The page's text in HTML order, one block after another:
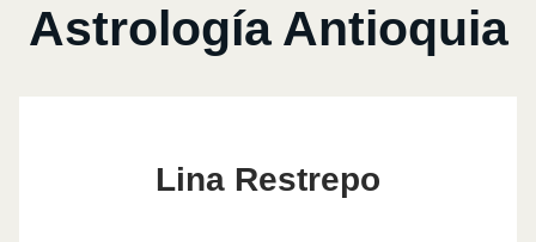
Astrología Antioquia
Lina Restrepo